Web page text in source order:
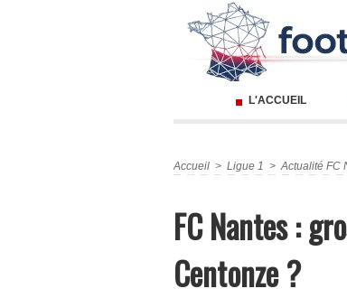
L'ACCUEIL
Accueil > Ligue 1 > Actualité FC
FC Nantes :
Centonze ?